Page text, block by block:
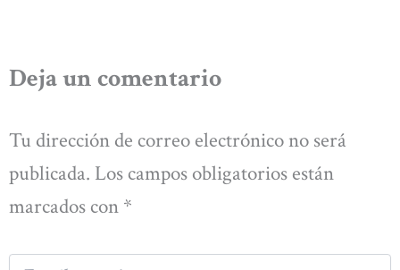
Deja un comentario
Tu dirección de correo electrónico no será
publicada. Los campos obligatorios están
marcados con *
Escribe